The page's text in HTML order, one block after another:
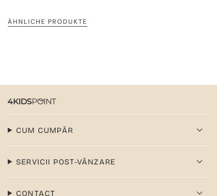
ÄHNLICHE PRODUKTE
CUM CUMPĂR
SERVICII POST-VÂNZARE
CONTACT